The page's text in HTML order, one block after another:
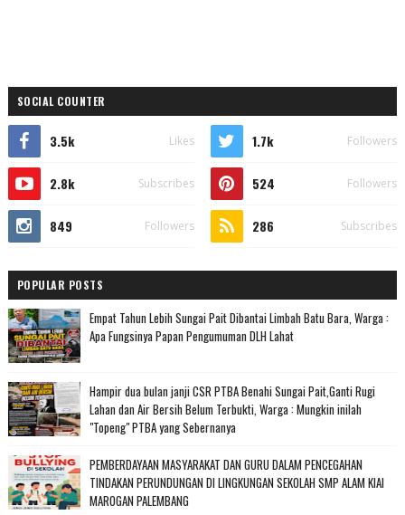
SOCIAL COUNTER
3.5k Likes 1.7k Followers
2.8k Subscribes 524 Followers
849 Followers 286 Subscribes
POPULAR POSTS
Empat Tahun Lebih Sungai Pait Dibantai Limbah Batu Bara, Warga :
Apa Fungsinya Papan Pengumuman DLH Lahat
Hampir dua bulan janji CSR PTBA Benahi Sungai Pait,Ganti Rugi
Lahan dan Air Bersih Belum Terbukti, Warga : Mungkin inilah
"Topeng" PTBA yang Sebernanya
PEMBERDAYAAN MASYARAKAT DAN GURU DALAM PENCEGAHAN
TINDAKAN PERUNDUNGAN DI LINGKUNGAN SEKOLAH SMP ALAM KIAI
MAROGAN PALEMBANG